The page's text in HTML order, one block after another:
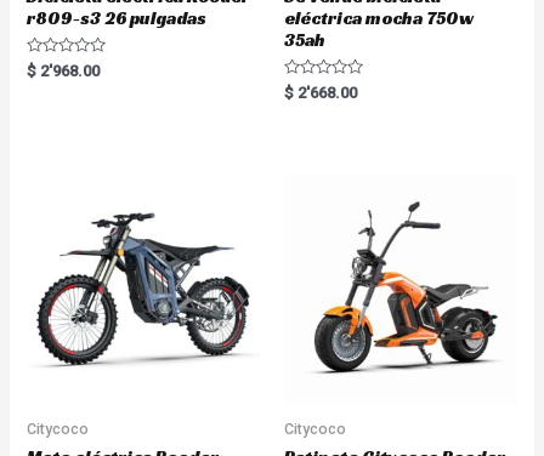
r809-s3 26 pulgadas
R
a
$ 2'968.00
eléctrica mocha 750w
35ah
R
a
$ 2'668.00
Citycoco Citycoco